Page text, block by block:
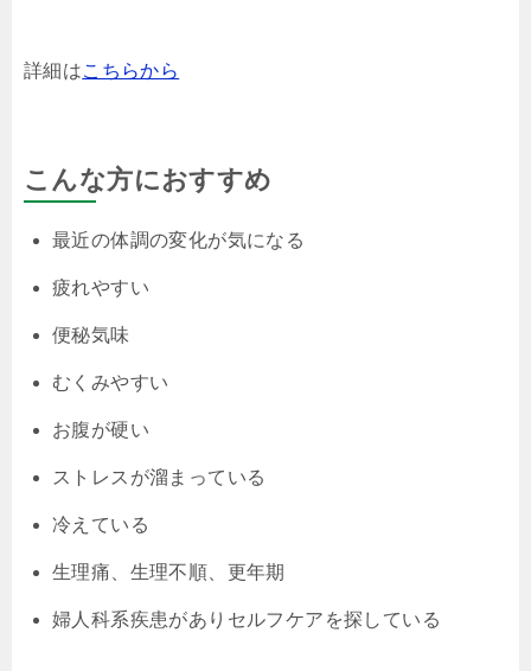
詳細はこちらから
こんな方におすすめ
最近の体調の変化が気になる
疲れやすい
便秘気味
むくみやすい
お腹が硬い
ストレスが溜まっている
冷えている
生理痛、生理不順、更年期
婦人科系疾患がありセルフケアを探している